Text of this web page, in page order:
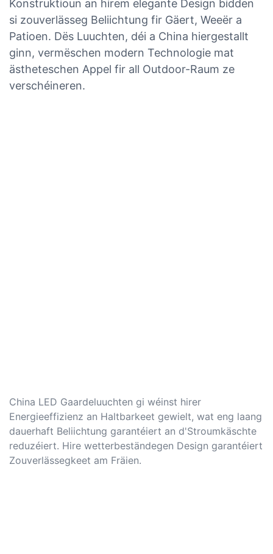
Konstruktioun an hirem elegante Design bidden
si zouverlässeg Beliichtung fir Gäert, Weeër a
Patioen. Dës Luuchten, déi a China hiergestallt
ginn, vermëschen modern Technologie mat
ästheteschen Appel fir all Outdoor-Raum ze
verschéineren.
China LED Gaardeluuchten gi wéinst hirer
Energieeffizienz an Haltbarkeet gewielt, wat eng laang
dauerhaft Beliichtung garantéiert an d'Stroumkäschte
reduzéiert. Hire wetterbeständegen Design garantéiert
Zouverlässegkeet am Fräien.